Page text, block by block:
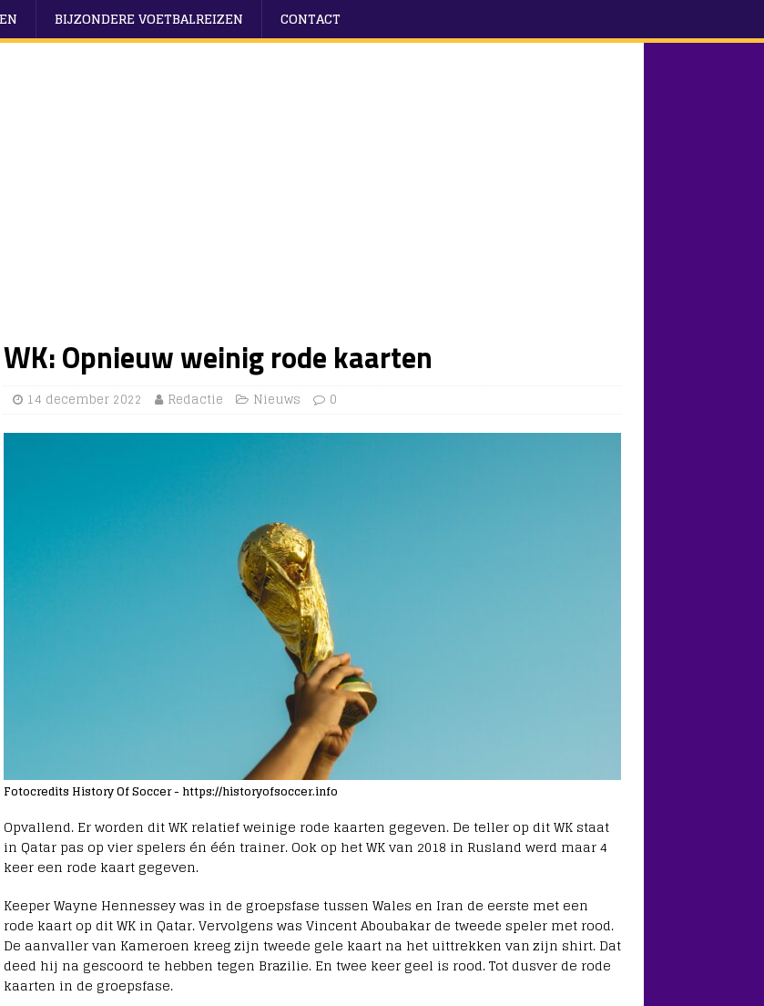
BIJZONDERE VOETBALREIZEN CONTACT
WK: Opnieuw weinig rode kaarten
14 december 2022 Redactie Nieuws 0
Fotocredits History Of Soccer - https://historyofsoccer.info
Opvallend. Er worden dit WK relatief weinige rode kaarten gegeven. De teller op dit WK staat
in Qatar pas op vier spelers én één trainer. Ook op het WK van 2018 in Rusland werd maar 4
keer een rode kaart gegeven.
Keeper Wayne Hennessey was in de groepsfase tussen Wales en Iran de eerste met een
rode kaart op dit WK in Qatar. Vervolgens was Vincent Aboubakar de tweede speler met rood.
De aanvaller van Kameroen kreeg zijn tweede gele kaart na het uittrekken van zijn shirt. Dat
deed hij na gescoord te hebben tegen Brazilie. En twee keer geel is rood. Tot dusver de rode
kaarten in de groepsfase.